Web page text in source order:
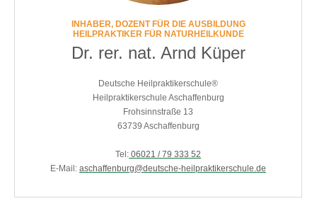
INHABER, DOZENT FÜR DIE AUSBILDUNG
HEILPRAKTIKER FÜR NATURHEILKUNDE
Dr. rer. nat. Arnd Küper
Deutsche Heilpraktikerschule®
Heilpraktikerschule Aschaffenburg
Frohsinnstraße 13
63739 Aschaffenburg
Tel: 06021 / 79 333 52
E-Mail: aschaffenburg@deutsche-heilpraktikerschule.de